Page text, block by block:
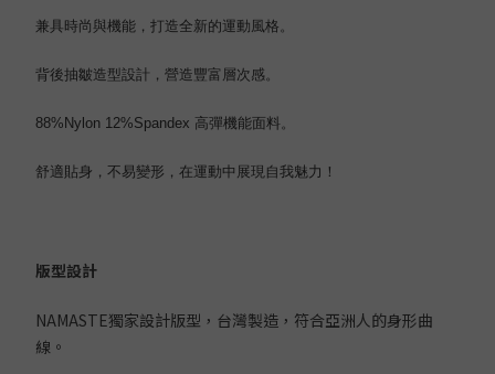
兼具時尚與機能，打造全新的運動風格。
背後抽皺造型設計，營造豐富層次感。
88%Nylon 12%Spandex 高彈機能面料。
舒適貼身，不易變形，在運動中展現自我魅力！
版型設計
NAMASTE獨家設計版型，台灣製造，符合亞洲人的身形曲
線。